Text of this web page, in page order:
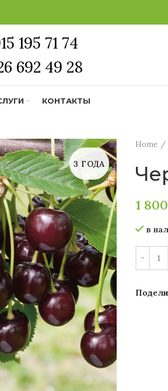
195 71 74
692 49 28
КОНТАКТЫ
3 ГОДА
Home
1 800
в